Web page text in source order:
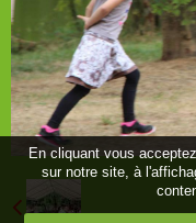
En cliquant vous
sur notre site, à